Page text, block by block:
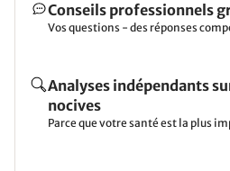
Conseils professionnels
Vos questions - des réponses
Analyses indépendants
nocives
Parce que votre santé est la plus